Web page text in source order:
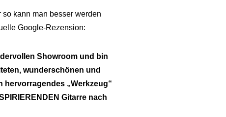
so kann man besser werden
Google-Rezension:
Showroom und bin
wunderschönen und
hervorragendes „Werkzeug“
Gitarre nach